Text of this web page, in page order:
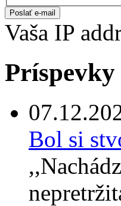
Vaša IP
Bol si